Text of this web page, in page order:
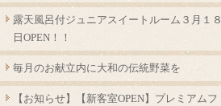
露天風呂付ジュニアスイートルーム３月１８
日OPEN！！
毎月のお献立内に大和の伝統野菜を
【お知らせ】【新客室OPEN】プレミアムフ